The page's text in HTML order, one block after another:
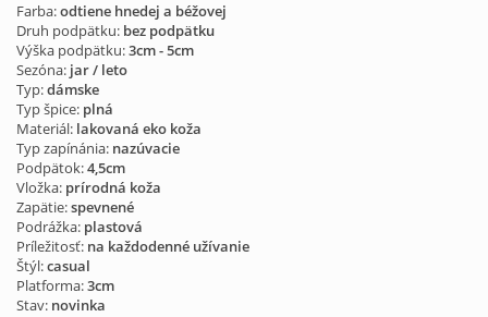
Farba:odtiene hnedej a béžovej
Druh podpätku: bez podpätku
Výška podpätku:3cm - 5cm
Sezóna: jar / leto
Typ:dámske
Typ špice: plná
Materiál: lakovaná eko koža
Typ zapínánia: nazúvacie
Podpätok:4,5cm
Vložka: prírodná koža
Zapätie:spevnené
Podrážka: plastová
Príležitosť: na každodenné užívanie
Štýl:casual
Platforma:3cm
Stav: novinka